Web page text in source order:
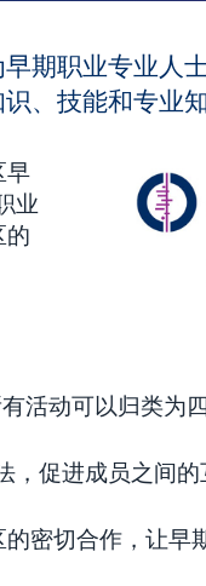
期职业专业人
、技能和专业知
早
业
的
活动可以归类为
促进成员之间的
密切合作，让早